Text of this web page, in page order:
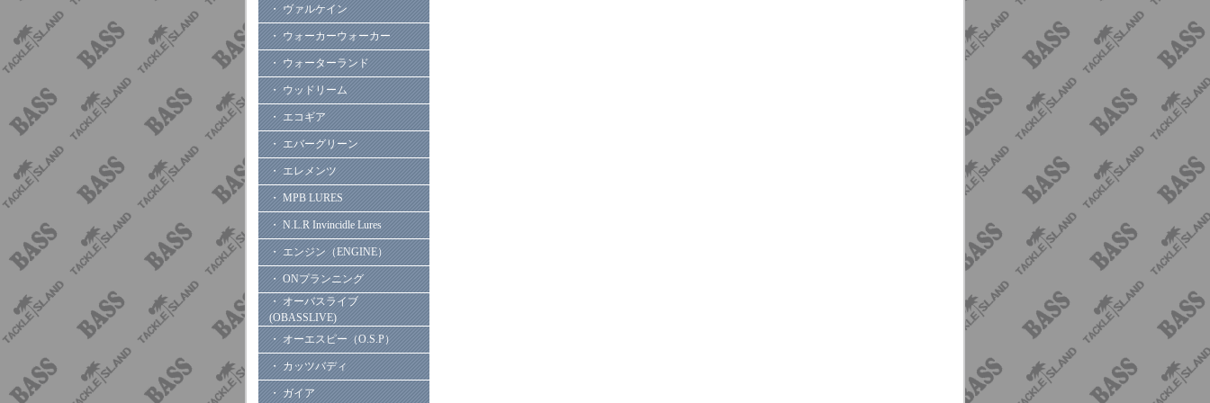
・ ヴァルケイン
・ ウォーカーウォーカー
・ ウォーターランド
・ ウッドリーム
・ エコギア
・ エバーグリーン
・ エレメンツ
・ MPB LURES
・ N.L.R Invincidle Lures
・ エンジン（ENGINE）
・ ONプランニング
・ オーバスライブ
(OBASSLIVE)
・ オーエスピー（O.S.P）
・ カッツバディ
・ ガイア